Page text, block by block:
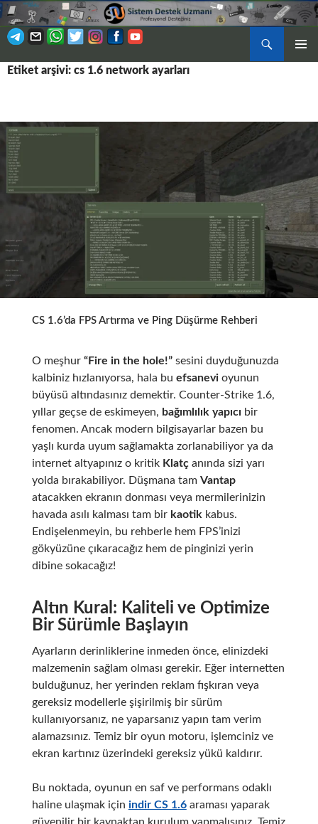
Ara
İÇERIĞE
Etiket arşivi: cs 1.6 network ayarları
CS 1.6’da FPS Artırma ve Ping Düşürme Rehberi
O meşhur “Fire in the hole!”sesini duyduğunuzda
kalbiniz hızlanıyorsa, hala bu efsanevioyunun
büyüsü altındasınız demektir. Counter-Strike 1.6,
yıllar geçse de eskimeyen, bağımlılık yapıcı bir
fenomen. Ancak modern bilgisayarlar bazen bu
yaşlı kurda uyum sağlamakta zorlanabiliyor ya da
internet altyapınız o kritik Klatçanında sizi yarı
yolda bırakabiliyor. Düşmana tam Vantap
atacakken ekranın donması veya mermilerinizin
havada asılı kalması tam bir kaotik kabus.
Endişelenmeyin, bu rehberle hem FPS’inizi
gökyüzüne çıkaracağız hem de pinginizi yerin
dibine sokacağız!
Altın Kural: Kaliteli ve Optimize
Bir Sürümle Başlayın
Ayarların derinliklerine inmeden önce, elinizdeki
malzemenin sağlam olması gerekir. Eğer internetten
bulduğunuz, her yerinden reklam fışkıran veya
gereksiz modellerle şişirilmiş bir sürüm
kullanıyorsanız, ne yaparsanız yapın tam verim
alamazsınız. Temiz bir oyun motoru, işlemciniz ve
ekran kartınız üzerindeki gereksiz yükü kaldırır.
Bu noktada, oyunun en saf ve performans odaklı
haline ulaşmak için indir CS 1.6araması yaparak
güvenilir bir kaynaktan kurulum yapmalısınız. Temiz